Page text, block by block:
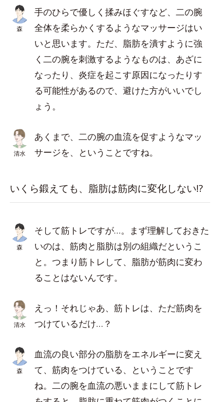
森
手のひらで優しく揉みほぐすなど、二の腕
全体を柔らかくするようなマッサージはい
いと思います。ただ、脂肪を潰すように強
く二の腕を刺激するようなものは、あざに
なったり、炎症を起こす原因になったりす
る可能性があるので、避けた方がいいでし
ょう。
清水
あくまで、二の腕の血流を促すようなマッ
サージを、ということですね。
いくら鍛えても、脂肪は筋肉に変化しない!?
森
そして筋トレですが…。まず理解しておきた
いのは、筋肉と脂肪は別の組織だというこ
と。つまり筋トレして、脂肪が筋肉に変わ
ることはないんです。
清水
えっ！それじゃあ、筋トレは、ただ筋肉を
つけているだけ…？
森
血流の良い部分の脂肪をエネルギーに変え
て、筋肉をつけている、ということです
ね。二の腕を血流の悪いままにして筋トレ